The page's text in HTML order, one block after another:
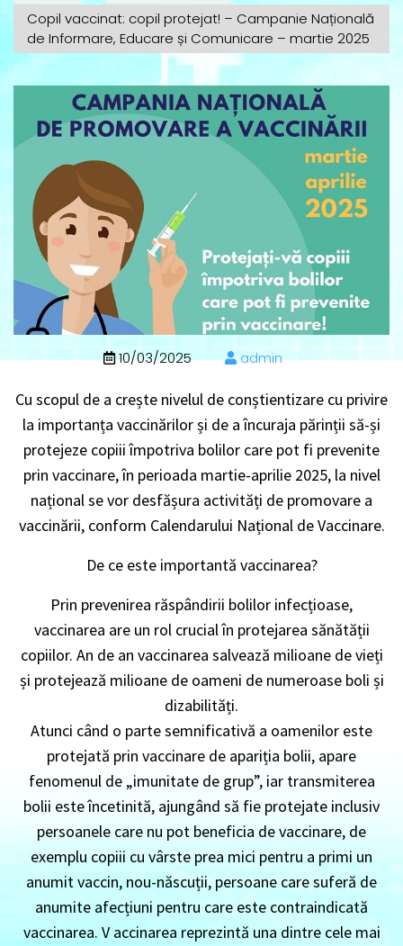
Copil vaccinat: copil protejat! – Campanie Națională
de Informare, Educare și Comunicare – martie 2025
10/03/2025 admin
Cu scopul de a crește nivelul de conștientizare cu privire
la importanța vaccinărilor și de a încuraja părinții să-și
protejeze copiii împotriva bolilor care pot fi prevenite
prin vaccinare, în perioada martie-aprilie 2025, la nivel
național se vor desfășura activități de promovare a
vaccinării, conform Calendarului Național de Vaccinare.
De ce este importantă vaccinarea?
Prin prevenirea răspândirii bolilor infecțioase,
vaccinarea are un rol crucial în protejarea sănătății
copiilor. An de an vaccinarea salvează milioane de vieți
și protejează milioane de oameni de numeroase boli și
dizabilități.
Atunci când o parte semnificativă a oamenilor este
protejată prin vaccinare de apariția bolii, apare
fenomenul de „imunitate de grup”, iar transmiterea
bolii este încetinită, ajungând să fie protejate inclusiv
persoanele care nu pot beneficia de vaccinare, de
exemplu copiii cu vârste prea mici pentru a primi un
anumit vaccin, nou-născuții, persoane care suferă de
anumite afecțiuni pentru care este contraindicată
vaccinarea. V accinarea reprezintă una dintre cele mai